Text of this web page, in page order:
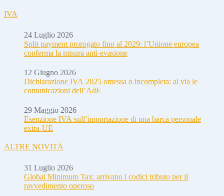
IVA
24 Luglio 2026
Split payment prorogato fino al 2029: l’Unione europea
conferma la misura anti-evasione
12 Giugno 2026
Dichiarazione IVA 2025 omessa o incompleta: al via le
comunicazioni dell’AdE
29 Maggio 2026
Esenzione IVA sull’importazione di una barca personale
extra-UE
ALTRE NOVITÀ
31 Luglio 2026
Global Minimum Tax: arrivano i codici tributo per il
ravvedimento operoso